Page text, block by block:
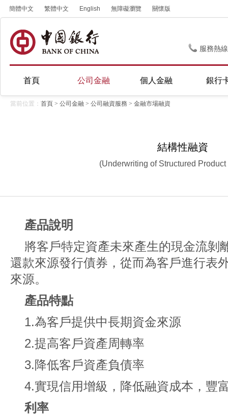
簡體中文 繁體中文 English 無障礙瀏覽 關懷版
服務熱
首頁 公司金融 個人金融 銀行
當前位置： 首頁 > 公司金融 > 公司融資服務 > 金融市場融資
結構性融資
(Underwriting of Structured
產品說明
將客戶特定資產未來產生的現金流剝
還款來源發行債券，從而為客戶進行表
來源。
產品特點
1.為客戶提供中長期資金來源
2.提高客戶資產周轉率
3.降低客戶資產負債率
4.實現信用增級，降低融資成本，豐
利率